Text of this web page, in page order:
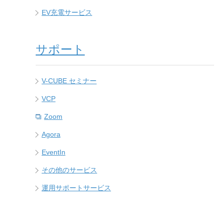
EV充電サービス
サポート
V-CUBE セミナー
VCP
Zoom
Agora
EventIn
その他のサービス
運用サポートサービス